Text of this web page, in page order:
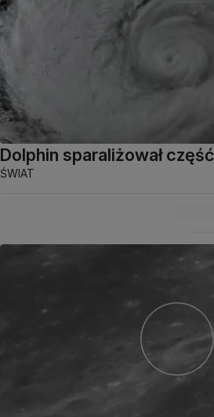
Dolphin sparaliżował
ŚWIAT